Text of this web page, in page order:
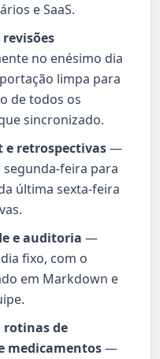
e SaaS.
no enésimo dia
limpa para
de todos os
sincronizado.
e retrospectivas—
segunda-feira para
última sexta-feira
e auditoria —
fixo, com o
em Markdown e
rotinas de
medicamentos—